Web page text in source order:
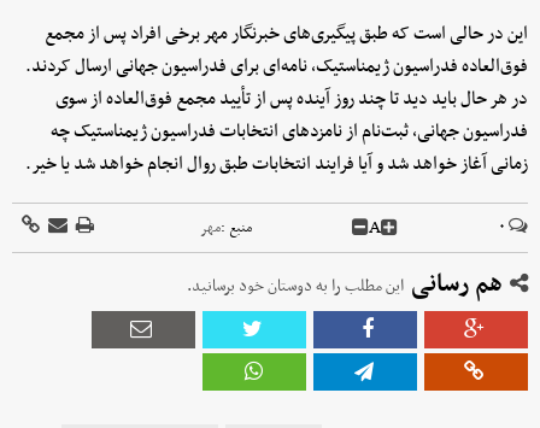
این در حالی است که طبق پیگیری‌های خبرنگار مهر برخی افراد پس از مجمع
فوق‌العاده فدراسیون ژیمناستیک، نامه‌ای برای فدراسیون جهانی ارسال کردند.
در هر حال باید دید تا چند روز آینده پس از تأیید مجمع فوق‌العاده از سوی
فدراسیون جهانی، ثبت‌نام از نامزدهای انتخابات فدراسیون ژیمناستیک چه
زمانی آغاز خواهد شد و آیا فرایند انتخابات طبق روال انجام خواهد شد یا خیر.
۰ A منبع :مهر
هم رسانی این مطلب را به دوستان خود برسانید.